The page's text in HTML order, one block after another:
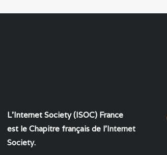
L'Internet Society (ISOC) France
est le Chapitre français de l'Internet
Society.